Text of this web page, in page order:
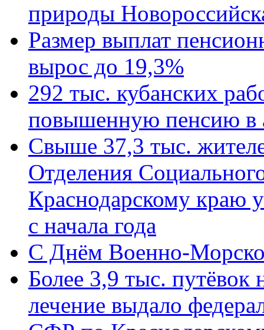
природы
Размер выплат
вырос до 19,3%
292 тыс. кубанских
повышенную пенсию в
Свыше 37,3 тыс.
Отделения
Краснодарскому краю
с начала года
C Днём Военно-
Более 3,9 тыс. путёвок
лечение выдало